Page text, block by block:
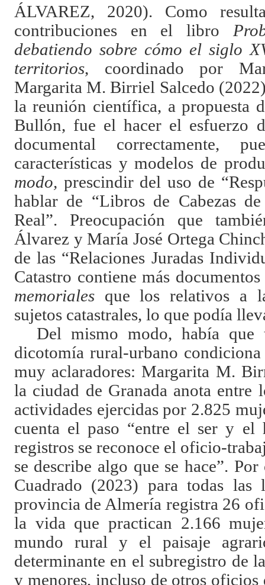
ÁLVAREZ, 2020). Como
contribuciones en el libro
debatiendo sobre cómo el siglo
territorios, coordinado por
Margarita M. Birriel Salcedo
la reunión científica, a propuesta
Bullón, fue el hacer el esfuerzo
documental correctamente,
características y modelos de
modo, prescindir del uso de
hablar de “Libros de Cabezas
Real”. Preocupación que
Álvarez y María José Ortega
de las “Relaciones Juradas
Catastro contiene más
memorialesque los relativos a
sujetos catastrales, lo que podía
Del mismo modo, había que
dicotomía rural-urbano
muy aclaradores: Margarita M.
la ciudad de Granada anota entre
actividades ejercidas por 2.825
cuenta el paso “entre el ser y el
registros se reconoce el oficio-
se describe algo que se hace”.
Cuadrado (2023) para todas las
provincia de Almería registra 26
la vida que practican 2.166
mundo rural y el paisaje
determinante en el subregistro de
y menores, incluso de otros oficios